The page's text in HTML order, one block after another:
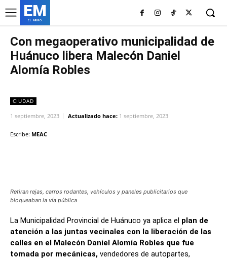
EM
EL MURO
Con megaoperativo municipalidad de
Huánuco libera Malecón Daniel
Alomía Robles
CIUDAD
1 septiembre, 2023 Actualizado hace: 1 septiembre, 2023
Escribe: MEAC
Retiran rejas, carros rodantes, vehículos y paneles publicitarios que
bloqueaban la vía pública
La Municipalidad Provincial de Huánuco ya aplica el plan de
atención a las juntas vecinales con la liberación de las
calles en el Malecón Daniel Alomía Robles que fue
tomada por mecánicas, vendedores de autopartes,